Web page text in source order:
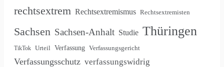
rechtsextrem Rechtsextremismus Rechtsextremisten
Sachsen Sachsen-Anhalt Studie Thüringen
TikTok Urteil Verfassung Verfassungsgericht
Verfassungsschutz verfassungswidrig